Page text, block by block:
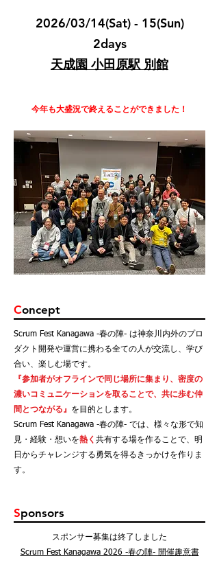
2026/03/14(Sat) - 15(Sun)
2days
天成園 小田原駅 別館
​今年も大盛況で終えることができました！
Concept
Scrum Fest Kanagawa -春の陣- は神奈川内外のプロ
ダクト開発や運営に携わる全ての人が交流し、学び
合い、楽しむ場です。
『参加者がオフラインで同じ場所に集まり、密度の
濃いコミュニケーションを取ることで、共に歩む仲
間とつながる』 を目的とします。
Scrum Fest Kanagawa -春の陣- では、様々な形で知
見・経験・想いを熱く 共有する場を作ることで、明
日からチャレンジする勇気を得るきっかけを作りま
す。
​Sponsors
スポンサー募集は終了しました
Scrum Fest Kanagawa 2026 -春の陣- 開催趣意書